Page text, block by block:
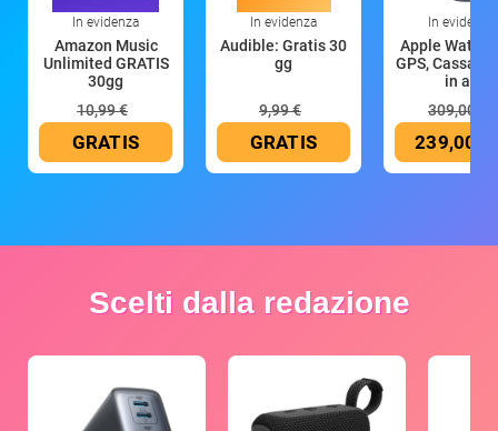
In evidenza
Amazon Music
Unlimited GRATIS
30gg
10,99 €
GRATIS
In evidenza
Audible: Gratis 30
gg
9,99 €
GRATIS
In evidenza
Apple Watch
GPS, Cassa
in all
309,00 €
239,00 €
Scelti dalla redazione